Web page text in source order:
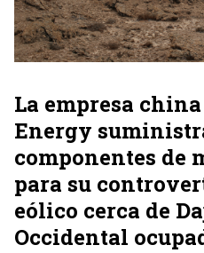
La empresa
Energy
componentes de
para su
eólico cerca de
Occidental